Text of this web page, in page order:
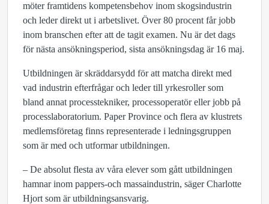
möter framtidens kompetensbehov inom skogsindustrin
och leder direkt ut i arbetslivet. Över 80 procent får jobb
inom branschen efter att de tagit examen. Nu är det dags
för nästa ansökningsperiod, sista ansökningsdag är 16 maj.
Utbildningen ärskräddarsydd för att matcha direkt med
vad industrin efterfrågar och leder till yrkesroller som
bland annat processtekniker, processoperatör eller jobb på
processlaboratorium. Paper Province och flera av klustrets
medlemsföretag finns representerade i ledningsgruppen
som är med och utformar utbildningen.
– De absolut flesta av våra elever som gått utbildningen
hamnar inom pappers-och massaindustrin, säger Charlotte
Hjort som är utbildningsansvarig.